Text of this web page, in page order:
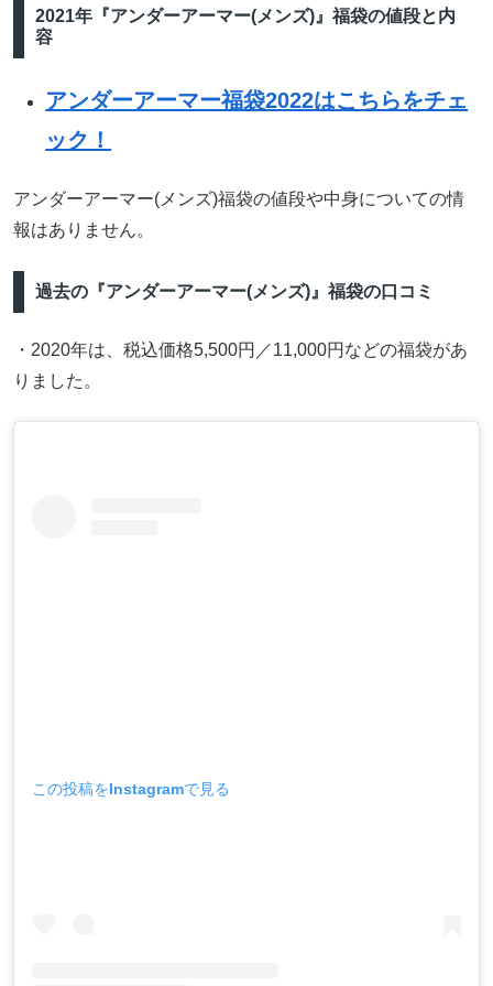
2021年『アンダーアーマー(メンズ)』福袋の値段と内
容
アンダーアーマー福袋2022はこちらをチェ
ック！
アンダーアーマー(メンズ)福袋の値段や中身についての情
報はありません。
過去の『アンダーアーマー(メンズ)』福袋の口コミ
・2020年は、税込価格5,500円／11,000円などの福袋があ
りました。
この投稿をInstagramで見る